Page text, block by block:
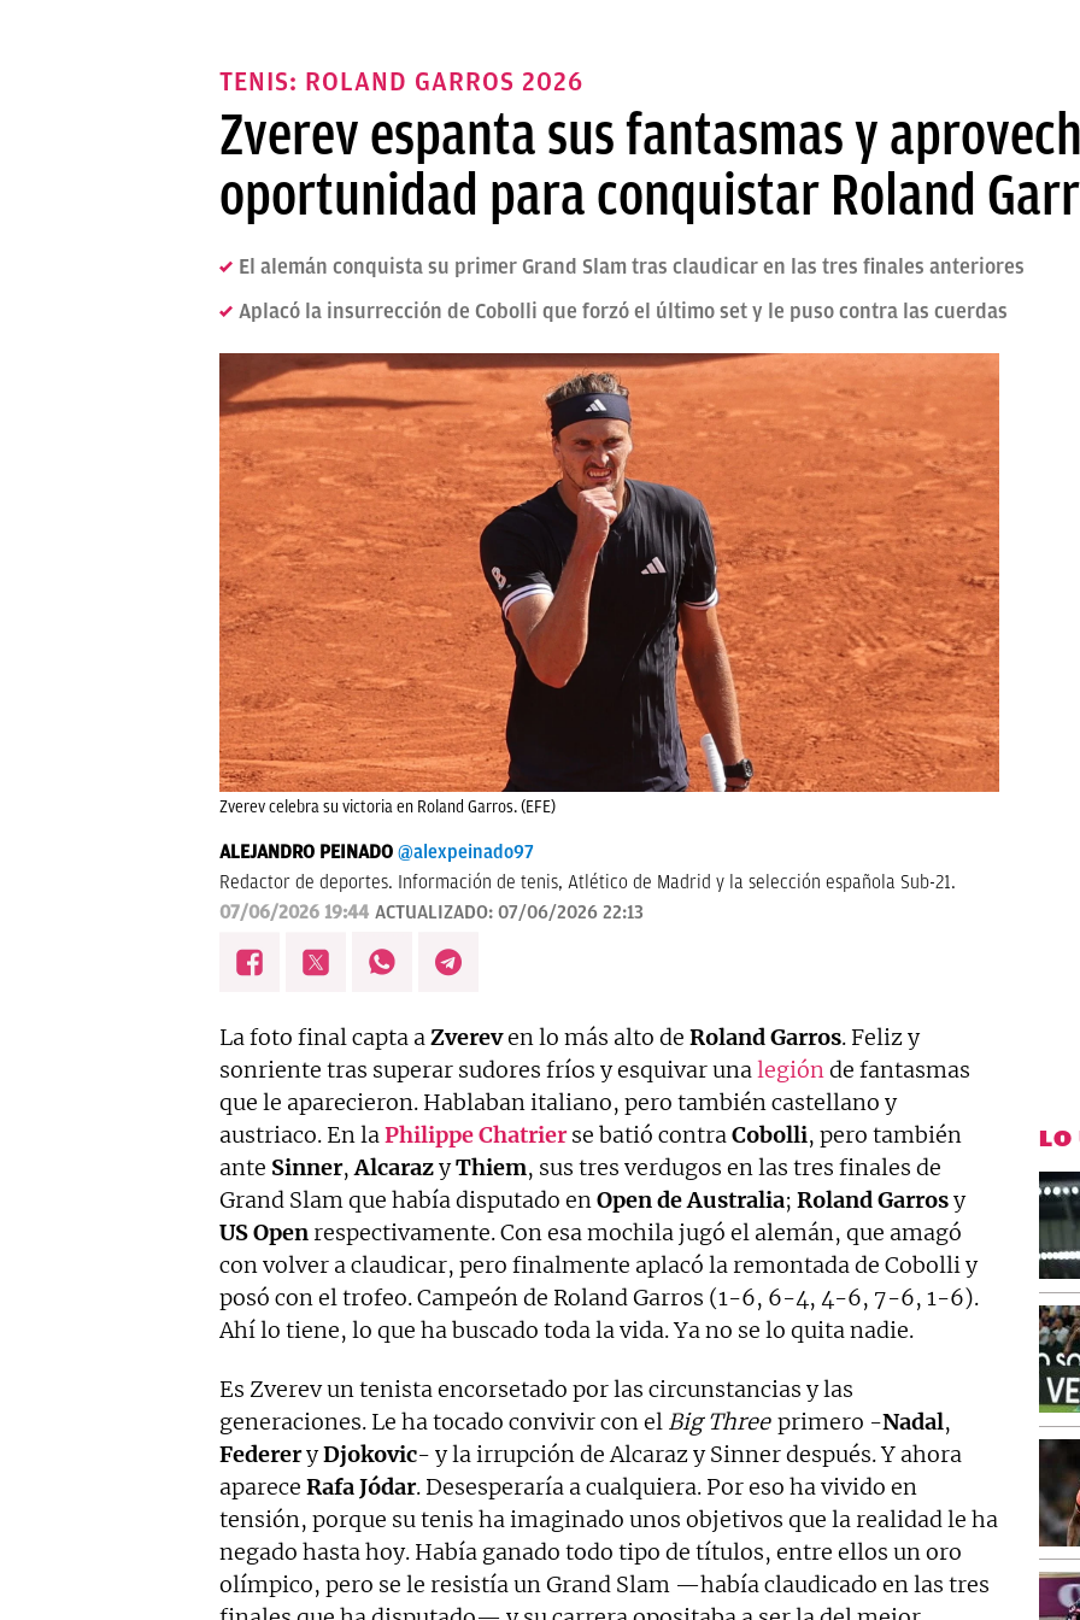
TENIS: ROLAND GARROS 2026
Zverev espanta sus fantasmas y
oportunidad para conquistar Roland
El alemán conquista su primer Grand Slam tras claudicar en las tres finales anteriores
Aplacó la insurrección de Cobolli que forzó el último set y le puso contra las cuerdas
Zverev celebra su victoria en Roland Garros. (EFE)
ALEJANDRO PEINADO @alexpeinado97
Redactor de deportes. Información de tenis, Atlético de Madrid y la selección española Sub-21.
07/06/2026 19:44 ACTUALIZADO: 07/06/2026 22:13
La foto final capta aZvereven lo más alto de RolandGarros. Feliz y
sonriente tras superar sudores fríos y esquivar unalegiónde fantasmas
que le aparecieron. Hablaban italiano, pero también castellano y
austriaco. En laPhilippe Chatrierse batió contraCobolli, pero también
ante Sinner,AlcarazyThiem, sus tres verdugos en las tres finales de
Grand Slam que había disputado enOpendeAustralia; RolandGarrosy
USOpenrespectivamente. Con esa mochila jugó el alemán, que amagó
con volver a claudicar, pero finalmente aplacó la remontada de Cobolli y
posó con el trofeo. Campeón de Roland Garros (1-6, 6-4, 4-6, 7-6, 1-6).
Ahí lo tiene, lo que ha buscado toda la vida. Ya no se lo quita nadie.
Es Zverev un tenista encorsetado por las circunstancias y las
generaciones. Le ha tocado convivir con el Big Three primero -Nadal,
FedereryDjokovic- y la irrupción de Alcaraz y Sinner después. Y ahora
aparece RafaJódar. Desesperaría a cualquiera. Por eso ha vivido en
tensión, porque su tenis ha imaginado unos objetivos que la realidad le ha
negado hasta hoy. Había ganado todo tipo de títulos, entre ellos un oro
olímpico, pero se le resistía un Grand Slam —había claudicado en las tres
LO